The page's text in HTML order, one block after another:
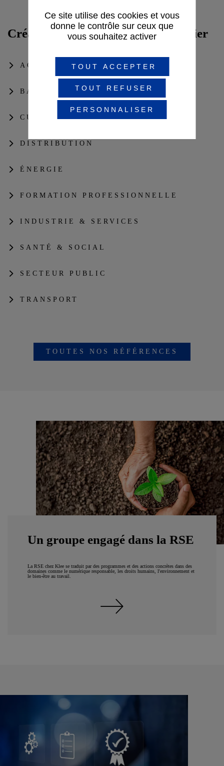
Créateur de solutions digitales métier
AGRO-ALIMENTAIRE & BOISSON
BANQUE & ASSURANCE
CULTURE, SPORT & TOURISME
DISTRIBUTION
ÉNERGIE
FORMATION PROFESSIONNELLE
INDUSTRIE & SERVICES
SANTÉ & SOCIAL
SECTEUR PUBLIC
TRANSPORT
TOUTES NOS RÉFÉRENCES
Un groupe engagé dans la RSE
La RSE chez Klee se traduit par des programmes et des actions concrètes dans des
domaines comme le numérique responsable, les droits humains, l'environnement et
le bien-être au travail.
Ce site utilise des cookies et vous
donne le contrôle sur ceux que
vous souhaitez activer
TOUT ACCEPTER
TOUT REFUSER
PERSONNALISER